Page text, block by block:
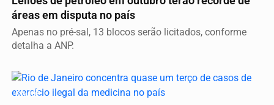
áreas em disputa no país
Apenas no pré-sal, 13 blocos serão licitados, conforme
detalha a ANP.
SAÚDE